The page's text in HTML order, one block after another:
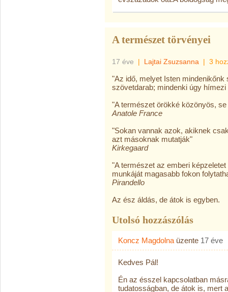
A természet törvényei
17 éve | Lajtai Zsuzsanna | 3
"Az idő, melyet Isten
szövetdarab; mindenki úgy
"A természet örökké közönyös,
Anatole France
"Sokan vannak azok, akiknek
azt másoknak mutatják"
Kirkegaard
"A természet az emberi
munkáját magasabb fokon
Pirandello
Az ész áldás, de átok is egyben.
Utolsó hozzászólás
Koncz Magdolna üzente 17 éve
Kedves Pál!
Én az ésszel kapcsolatban
tudatosságban, de átok is, mert